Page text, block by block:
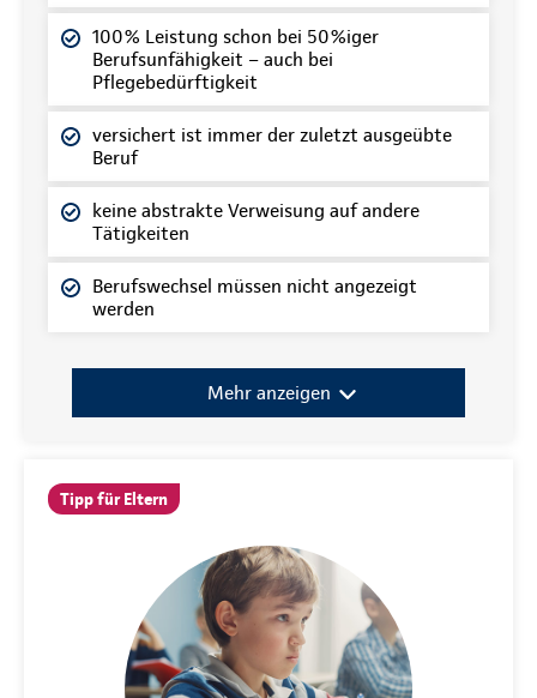
100% Leistung schon bei 50%iger
Berufsunfähigkeit – auch bei
Pflegebedürftigkeit
versichert ist immer der zuletzt ausgeübte
Beruf
keine abstrakte Verweisung auf andere
Tätigkeiten
Berufswechsel müssen nicht angezeigt
werden
Mehr anzeigen
Tipp für Eltern